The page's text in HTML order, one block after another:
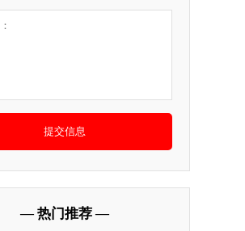
— 热门推荐 —